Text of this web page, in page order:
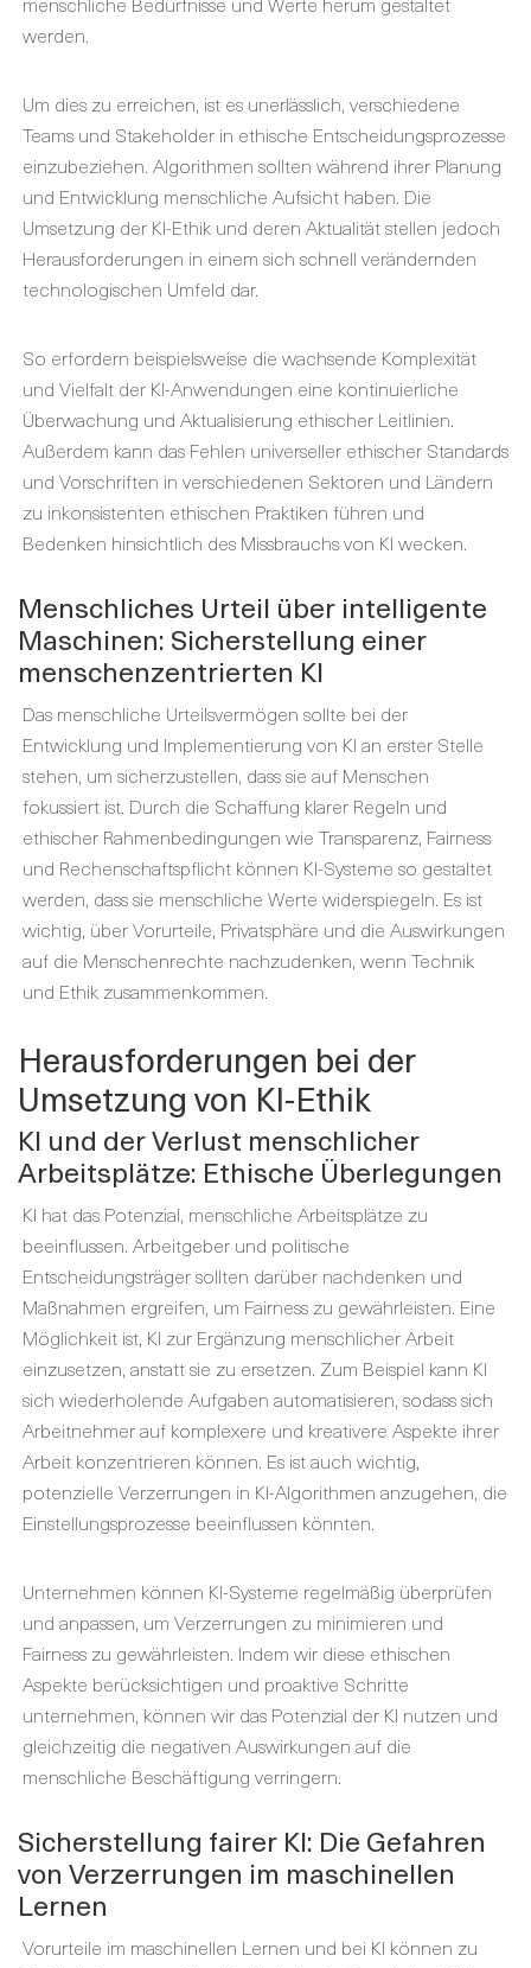
werden.
Um dies zu erreichen, ist es unerlässlich, verschiedene
Teams und Stakeholder in ethische Entscheidungsprozesse
einzubeziehen. Algorithmen sollten während ihrer Planung
und Entwicklung menschliche Aufsicht haben. Die
Umsetzung der KI-Ethik und deren Aktualität stellen jedoch
Herausforderungen in einem sich schnell verändernden
technologischen Umfeld dar.
So erfordern beispielsweise die wachsende Komplexität
und Vielfalt der KI-Anwendungen eine kontinuierliche
Überwachung und Aktualisierung ethischer Leitlinien.
Außerdem kann das Fehlen universeller ethischer Standards
und Vorschriften in verschiedenen Sektoren und Ländern
zu inkonsistenten ethischen Praktiken führen und
Bedenken hinsichtlich des Missbrauchs von KI wecken.
Menschliches Urteil über intelligente
Maschinen: Sicherstellung einer
menschenzentrierten KI
Das menschliche Urteilsvermögen sollte bei der
Entwicklung und Implementierung von KI an erster Stelle
stehen, um sicherzustellen, dass sie auf Menschen
fokussiert ist. Durch die Schaffung klarer Regeln und
ethischer Rahmenbedingungen wie Transparenz, Fairness
und Rechenschaftspflicht können KI-Systeme so gestaltet
werden, dass sie menschliche Werte widerspiegeln. Es ist
wichtig, über Vorurteile, Privatsphäre und die Auswirkungen
auf die Menschenrechte nachzudenken, wenn Technik
und Ethik zusammenkommen.
Herausforderungen bei der
Umsetzung von KI-Ethik
KI und der Verlust menschlicher
Arbeitsplätze: Ethische Überlegungen
KI hat das Potenzial, menschliche Arbeitsplätze zu
beeinflussen. Arbeitgeber und politische
Entscheidungsträger sollten darüber nachdenken und
Maßnahmen ergreifen, um Fairness zu gewährleisten. Eine
Möglichkeit ist, KI zur Ergänzung menschlicher Arbeit
einzusetzen, anstatt sie zu ersetzen. Zum Beispiel kann KI
sich wiederholende Aufgaben automatisieren, sodass sich
Arbeitnehmer auf komplexere und kreativere Aspekte ihrer
Arbeit konzentrieren können. Es ist auch wichtig,
potenzielle Verzerrungen in KI-Algorithmen anzugehen, die
Einstellungsprozesse beeinflussen könnten.
Unternehmen können KI-Systeme regelmäßig überprüfen
und anpassen, um Verzerrungen zu minimieren und
Fairness zu gewährleisten. Indem wir diese ethischen
Aspekte berücksichtigen und proaktive Schritte
unternehmen, können wir das Potenzial der KI nutzen und
gleichzeitig die negativen Auswirkungen auf die
menschliche Beschäftigung verringern.
Sicherstellung fairer KI: Die Gefahren
von Verzerrungen im maschinellen
Lernen
Vorurteile im maschinellen Lernen und bei KI können zu